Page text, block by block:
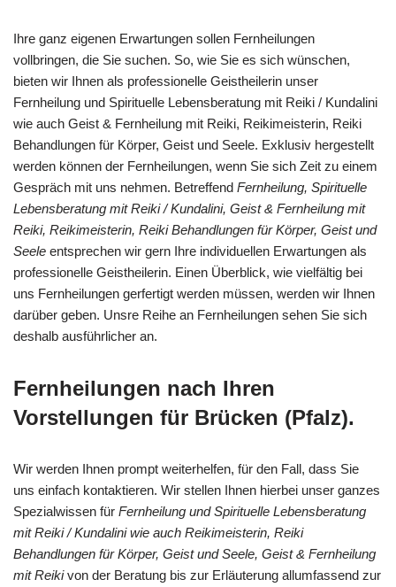
Ihre ganz eigenen Erwartungen sollen Fernheilungen
vollbringen, die Sie suchen. So, wie Sie es sich wünschen,
bieten wir Ihnen als professionelle Geistheilerin unser
Fernheilung und Spirituelle Lebensberatung mit Reiki / Kundalini
wie auch Geist & Fernheilung mit Reiki, Reikimeisterin, Reiki
Behandlungen für Körper, Geist und Seele. Exklusiv hergestellt
werden können der Fernheilungen, wenn Sie sich Zeit zu einem
Gespräch mit uns nehmen. Betreffend Fernheilung, Spirituelle
Lebensberatung mit Reiki / Kundalini, Geist & Fernheilung mit
Reiki, Reikimeisterin, Reiki Behandlungen für Körper, Geist und
Seele entsprechen wir gern Ihre individuellen Erwartungen als
professionelle Geistheilerin. Einen Überblick, wie vielfältig bei
uns Fernheilungen gerfertigt werden müssen, werden wir Ihnen
darüber geben. Unsre Reihe an Fernheilungen sehen Sie sich
deshalb ausführlicher an.
Fernheilungen nach Ihren
Vorstellungen für Brücken (Pfalz).
Wir werden Ihnen prompt weiterhelfen, für den Fall, dass Sie
uns einfach kontaktieren. Wir stellen Ihnen hierbei unser ganzes
Spezialwissen für Fernheilung und Spirituelle Lebensberatung
mit Reiki / Kundalini wie auch Reikimeisterin, Reiki
Behandlungen für Körper, Geist und Seele, Geist & Fernheilung
mit Reikivon der Beratung bis zur Erläuterung allumfassend zur